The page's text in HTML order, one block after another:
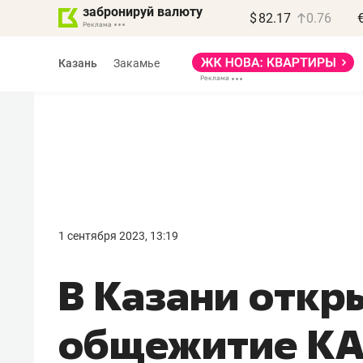
забронируй валюту $ 82.17 0.76
Казань Закамье
1 сентября 2023, 13:19
В Казани
общежитие
правил, бизнес может
потерять минимум